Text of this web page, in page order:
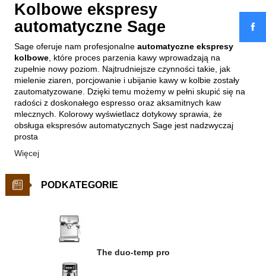
Kolbowe ekspresy
automatyczne Sage
Sage oferuje nam profesjonalne automatyczne ekspresy
kolbowe , które proces parzenia kawy wprowadzają na
zupełnie nowy poziom. Najtrudniejsze czynności takie, jak
mielenie ziaren, porcjowanie i ubijanie kawy w kolbie zostały
zautomatyzowane. Dzięki temu możemy w pełni skupić się na
radości z doskonałego espresso oraz aksamitnych kaw
mlecznych. Kolorowy wyświetlacz dotykowy sprawia, że
obsługa ekspresów automatycznych Sage jest nadzwyczaj
prosta
Więcej
PODKATEGORIE
The duo-temp pro